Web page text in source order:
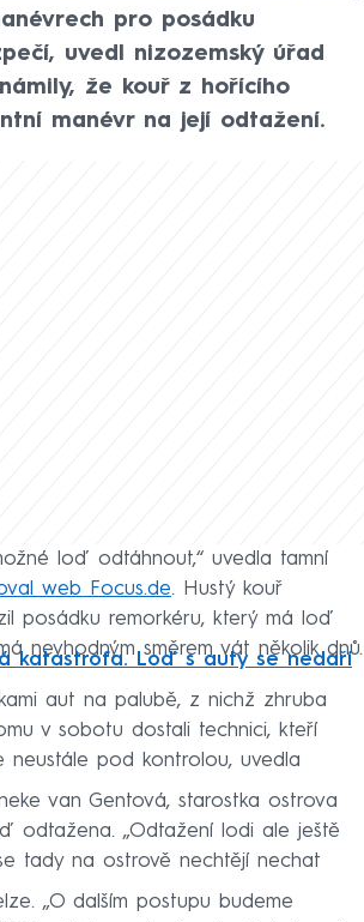
pro posádku
uvedl nizozemský úřad
že kouř z hořícího
manévr na její odtažení.
loď odtáhnout,“ uvedla tamní
web Focus.de. Hustý kouř
posádku remorkéru, který má loď
nevhodným směrem vát několik dnů.
katastrofa. Loď s auty se nedaří
aut na palubě, z nichž zhruba
v sobotu dostali technici, kteří
pod kontrolou, uvedla
van Gentová, starostka ostrova
odtažena. „Odtažení lodi ale ještě
tady na ostrově nechtějí nechat
„O dalším postupu budeme